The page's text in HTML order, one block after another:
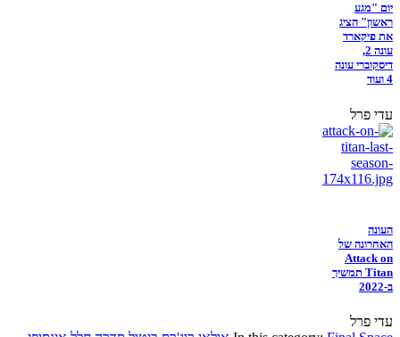
יום "מגע
ראשון" הציג
את פיקארד
עונה 2,
דיסקוברי עונה
4 ועוד
עדי פרל
העונה
האחרונה של
Attack on
Titan תמשיך
ב-2022
עדי פרל